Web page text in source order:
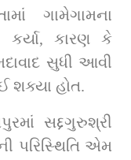
ગામેગામના
કર્યા, કારણ કે
સુધી આવી
શક્યા હોત.
સદ્દગુરુશ્રી
પરિસ્થિતિ એમ